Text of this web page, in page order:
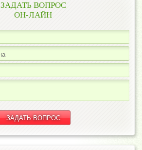
ЗАДАТЬ ВОПРОС
ОН-ЛАЙН